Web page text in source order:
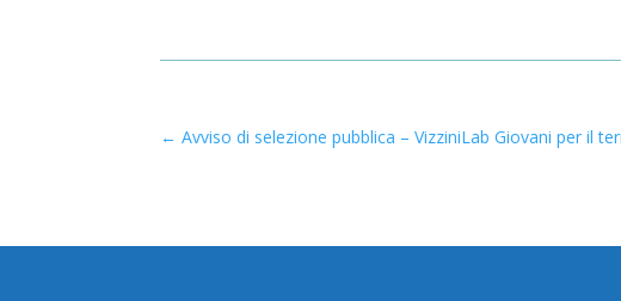
←Avviso di selezione pubblica – VizziniLab Giovani per il